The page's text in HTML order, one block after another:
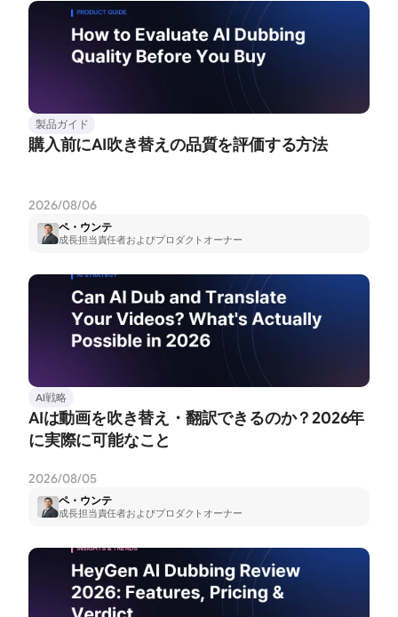
製品ガイド
購入前にAI吹き替えの品質を評価する方法
2026/08/06
ペ・ウンテ
成長担当責任者およびプロダクトオーナー
AI戦略
AIは動画を吹き替え・翻訳できるのか？2026年
に実際に可能なこと
2026/08/05
ペ・ウンテ
成長担当責任者およびプロダクトオーナー